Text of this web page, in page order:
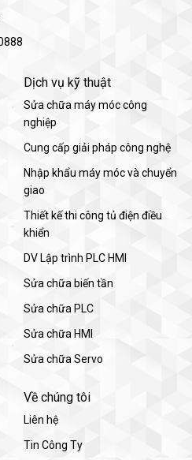
Dịch vụ kỹ thuật
Sửa chữa máy móc công
nghiệp
Cung cấp giải pháp công nghệ
Nhập khẩu máy móc và chuyển
giao
Thiết kế thi công tủ điện điều
khiển
DV Lập trình PLC HMI
Sửa chữa biến tần
Sửa chữa PLC
Sửa chữa HMI
Sửa chữa Servo
Về chúng tôi
Liên hệ
Tin Công Ty